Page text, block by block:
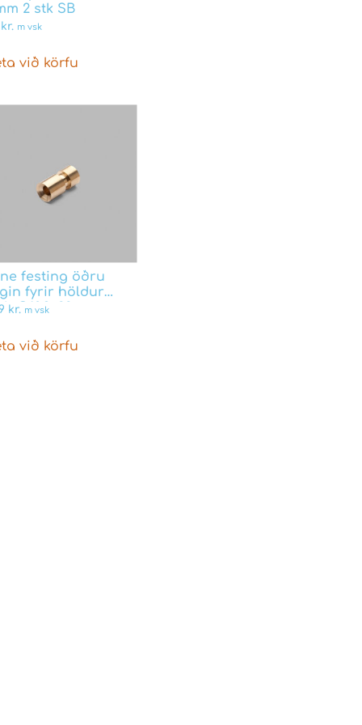
2 stk SB
kr. m vsk
við körfu
festing öðru
fyrir höldur
Q10.9x22mm
kr. m vsk
við körfu